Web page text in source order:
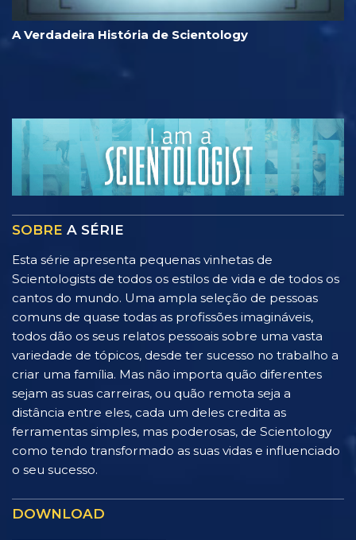
A Verdadeira História de Scientology
SOBRE A SÉRIE
Esta série apresenta pequenas vinhetas de
Scientologists de todos os estilos de vida e de todos os
cantos do mundo. Uma ampla seleção de pessoas
comuns de quase todas as profissões imagináveis,
todos dão os seus relatos pessoais sobre uma vasta
variedade de tópicos, desde ter sucesso no trabalho a
criar uma família. Mas não importa quão diferentes
sejam as suas carreiras, ou quão remota seja a
distância entre eles, cada um deles credita as
ferramentas simples, mas poderosas, de Scientology
como tendo transformado as suas vidas e influenciado
o seu sucesso.
DOWNLOAD